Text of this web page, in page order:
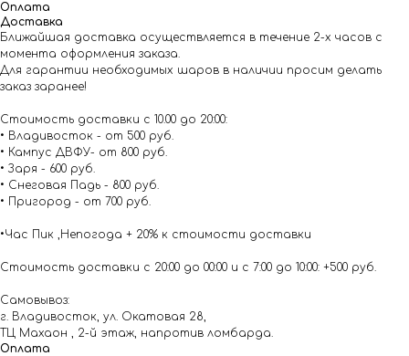
Оплата
Доставка
Ближайшая доставка осуществляется в течение 2-х часов с
момента оформления заказа.
Для гарантии необходимых шаров в наличии просим делать
заказ заранее!
Стоимость доставки с 10.00 до 20:00:
• Владивосток - от 500 руб.
• Кампус ДВФУ- от 800 руб.
• Заря - 600 руб.
• Снеговая Падь - 800 руб.
• Пригород - от 700 руб.
•Час Пик ,Непогода + 20% к стоимости доставки
Стоимость доставки с 20:00 до 00:00 и с 7:00 до 10:00: +500 руб.
Самовывоз:
г. Владивосток, ул. Окатовая 28,
ТЦ Махаон , 2-й этаж, напротив ломбарда.
Оплата